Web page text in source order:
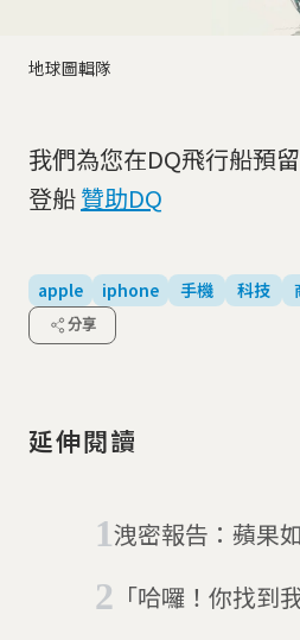
地球圖輯隊
我們為您在DQ飛行船預
登船贊助DQ
apple iphone 手機 科技
分享
延伸閱讀
洩密報告：蘋果
「哈囉！你找到